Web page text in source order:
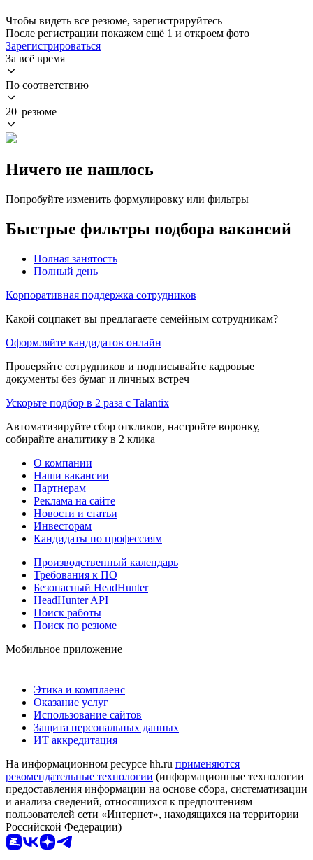
Чтобы видеть все резюме, зарегистрируйтесь
После регистрации покажем ещё 1 и откроем фото
Зарегистрироваться
За всё время
По соответствию
20 резюме
Ничего не нашлось
Попробуйте изменить формулировку или фильтры
Быстрые фильтры подбора вакансий
Полная занятость
Полный день
Корпоративная поддержка сотрудников
Какой соцпакет вы предлагаете семейным сотрудникам?
Оформляйте кандидатов онлайн
Проверяйте сотрудников и подписывайте кадровые
документы без бумаг и личных встреч
Ускорьте подбор в 2 раза с Talantix
Автоматизируйте сбор откликов, настройте воронку,
собирайте аналитику в 2 клика
О компании
Наши вакансии
Партнерам
Реклама на сайте
Новости и статьи
Инвесторам
Кандидаты по профессиям
Производственный календарь
Требования к ПО
Безопасный HeadHunter
HeadHunter API
Поиск работы
Поиск по резюме
Мобильное приложение
Этика и комплаенс
Оказание услуг
Использование сайтов
Защита персональных данных
ИТ аккредитация
На информационном ресурсе hh.ru применяются
рекомендательные технологии (информационные технологии
предоставления информации на основе сбора, систематизации
и анализа сведений, относящихся к предпочтениям
пользователей сети «Интернет», находящихся на территории
Российской Федерации)